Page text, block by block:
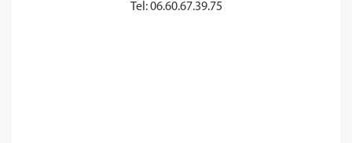
Tel: 06.60.67.39.75